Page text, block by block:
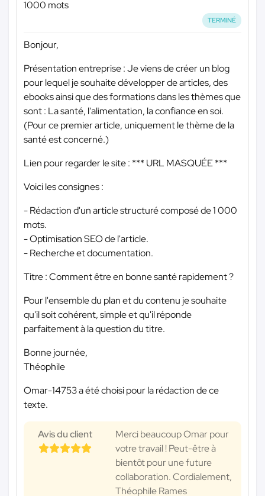
1000 mots
TERMINÉ
Bonjour,
Présentation entreprise : Je viens de créer un blog
pour lequel je souhaite développer de articles, des
ebooks ainsi que des formations dans les thèmes que
sont : La santé, l'alimentation, la confiance en soi.
(Pour ce premier article, uniquement le thème de la
santé est concerné.)
Lien pour regarder le site : *** URL MASQUÉE ***
Voici les consignes :
- Rédaction d'un article structuré composé de 1 000
mots.
- Optimisation SEO de l'article.
- Recherche et documentation.
Titre : Comment être en bonne santé rapidement ?
Pour l'ensemble du plan et du contenu je souhaite
qu'il soit cohérent, simple et qu'il réponde
parfaitement à la question du titre.
Bonne journée,
Théophile
Omar-14753 a été choisi pour la rédaction de ce
texte.
Avis du client
Merci beaucoup Omar pour
votre travail ! Peut-être à
bientôt pour une future
collaboration. Cordialement,
Théophile Rames